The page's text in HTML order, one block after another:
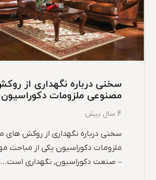
سخنی درباره نگهداری از
مصنوعی ملزومات دکوراسیون
4 سال پیش
سخنی درباره نگهداری از روکش
ملزومات دکوراسیون یکی از مباحث
– صنعت دکوراسیون, نگهداری